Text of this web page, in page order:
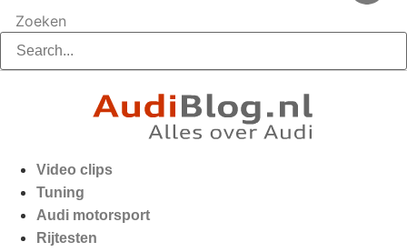
Zoeken
Video clips
Tuning
Audi motorsport
Rijtesten